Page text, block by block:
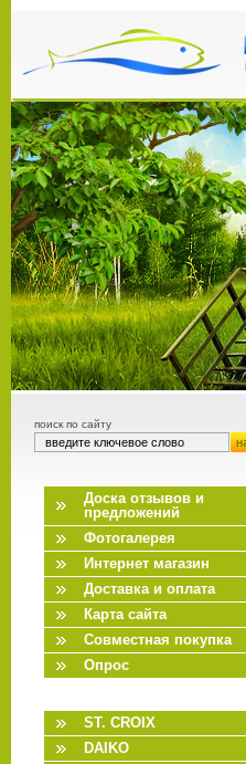
поиск по сайту
Доска отзывов и
предложений
Фотогалерея
Интернет магазин
Доставка и оплата
Карта сайта
Совместная покупка
Опрос
ST. CROIX
DAIKO